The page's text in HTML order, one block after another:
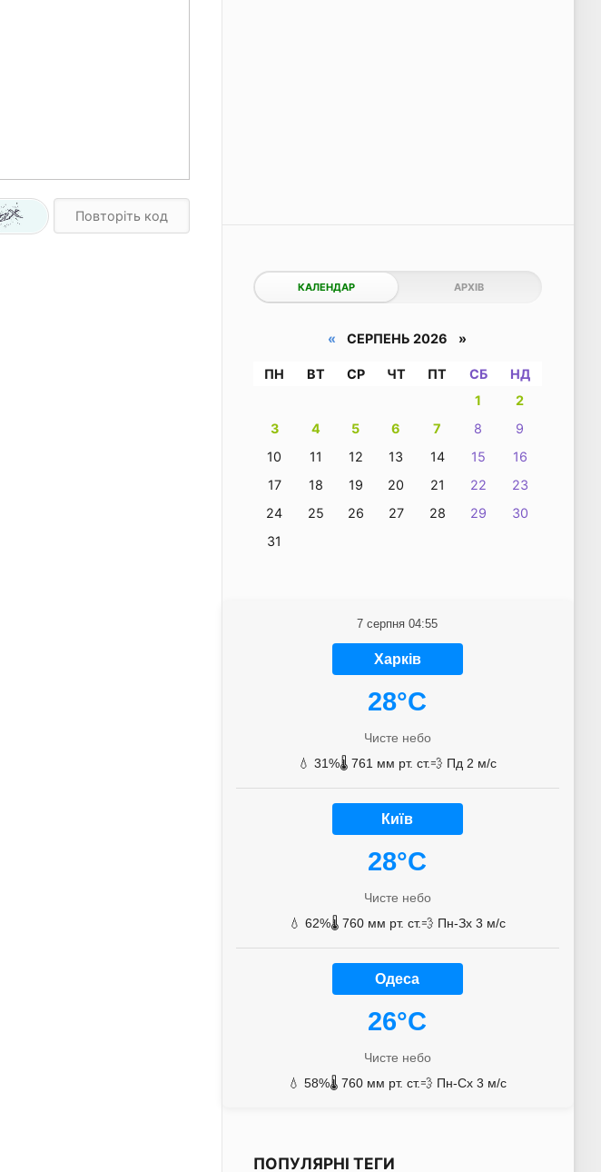
КАЛЕНДАР АРХІВ
« СЕРПЕНЬ 2026 »
ПН ВТ СР ЧТ ПТ СБ
НД
1
2
3
4 5 6 7 8
9
10
11 12 13 14 15
16
17
18 19 20 21 22
23
24
25 26 27 28 29
30
31
7 серпня 04:55
Харків
28°C
Чисте небо
💧 31%🌡️ 761 мм рт. ст.💨 Пд 2 м/с
Київ
28°C
Чисте небо
💧 62%🌡️ 760 мм рт. ст.💨 Пн-Зх 3 м/с
Одеса
26°C
Чисте небо
💧 58%🌡️ 760 мм рт. ст.💨 Пн-Сх 3 м/с
ПОПУЛЯРНІ ТЕГИ